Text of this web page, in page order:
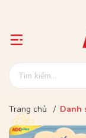
Trang chủ / Danh